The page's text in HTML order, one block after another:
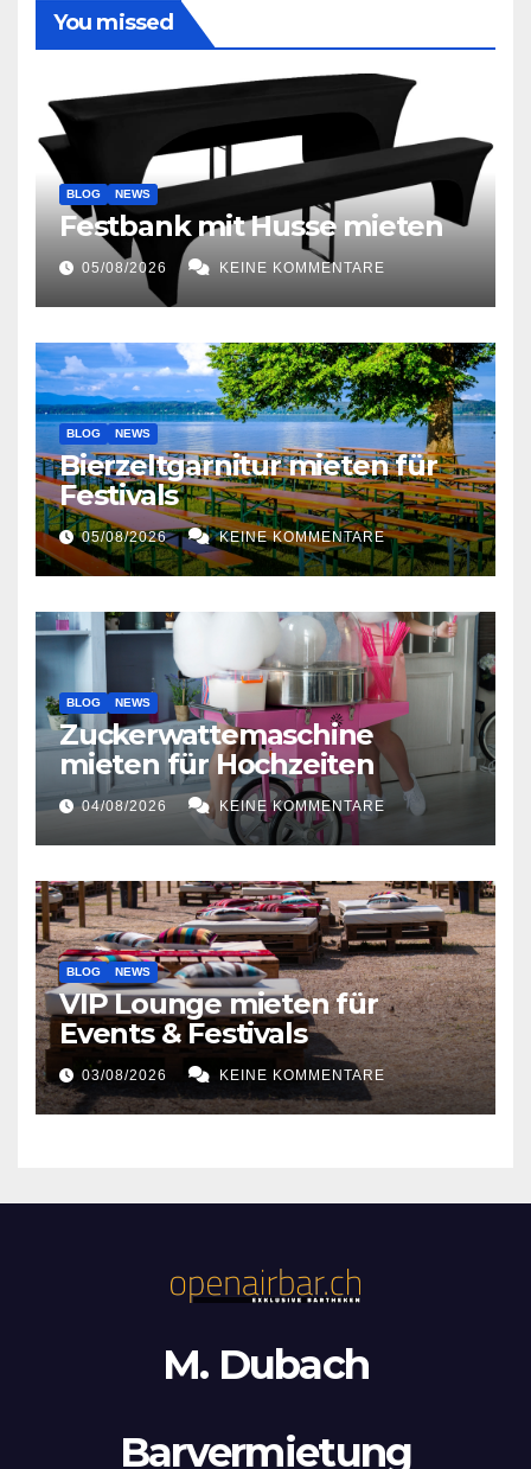
You missed
BLOG NEWS
Festbank mit Husse mieten
05/08/2026 KEINE KOMMENTARE
BLOG NEWS
Bierzeltgarnitur mieten für
Festivals
05/08/2026 KEINE KOMMENTARE
BLOG NEWS
Zuckerwattemaschine
mieten für Hochzeiten
04/08/2026 KEINE KOMMENTARE
BLOG NEWS
VIP Lounge mieten für
Events & Festivals
03/08/2026 KEINE KOMMENTARE
M. Dubach
Barvermietung